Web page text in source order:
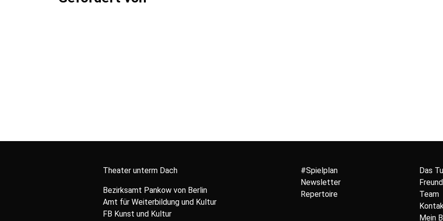
Theater unterm Dach
Bezirksamt Pankow von Berlin
Amt für Weiterbildung und Kultur
FB Kunst und Kultur
#Spielplan
Newsletter
Repertoire
Das
Team
Mein